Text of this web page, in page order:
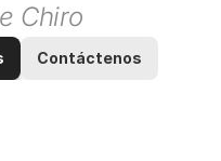
Chiro
Contáctenos